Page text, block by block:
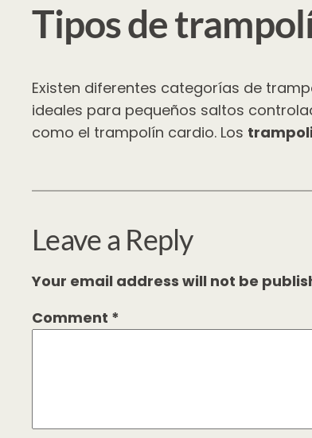
Tipos de
Existen diferentes categorías de
ideales para pequeños saltos
como el trampolín cardio. Los
Leave a Reply
Your email address will not be
Comment *